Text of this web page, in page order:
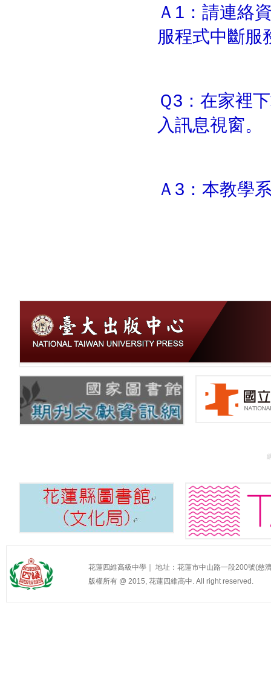
Ａ1：請連絡
服程式中斷服
Ｑ3：在家裡
入訊息視窗。
Ａ3：本教學
花蓮四維高級中學｜ 地址：花蓮市中山路一段200號(慈
版權所有 @ 2015, 花蓮四維高中. All right reserved.